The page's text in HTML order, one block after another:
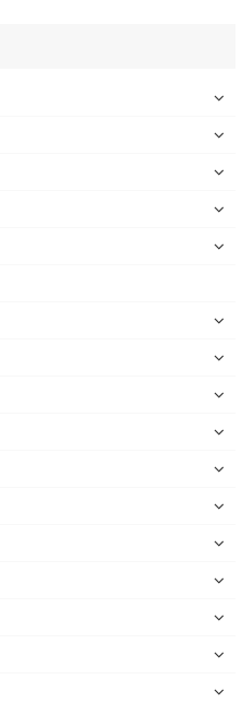
chất lượng cao, động cơ
duy trì hiệu suất hoạt động
trường khắc nghiệt. Động
mà còn tiết kiệm năng
cơ DC Servo Motor đều
bảo sự đồng nhất về hiệu
khi ứng dụng vào các hệ
xác và ổn định cao.